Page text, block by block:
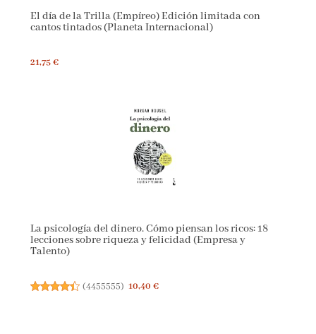
El día de la Trilla (Empíreo) Edición limitada con
cantos tintados (Planeta Internacional)
21,75 €
La psicología del dinero. Cómo piensan los ricos: 18
lecciones sobre riqueza y felicidad (Empresa y
Talento)
(4455555) 10,40 €